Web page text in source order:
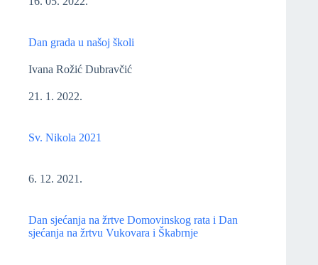
Dan grada u našoj školi
Ivana Rožić Dubravčić
21. 1. 2022.
Sv. Nikola 2021
6. 12. 2021.
Dan sjećanja na žrtve Domovinskog rata i Dan
sjećanja na žrtvu Vukovara i Škabrnje